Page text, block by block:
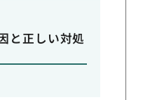
と正しい対処